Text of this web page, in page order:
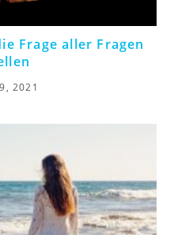
Frage aller Fragen
2021